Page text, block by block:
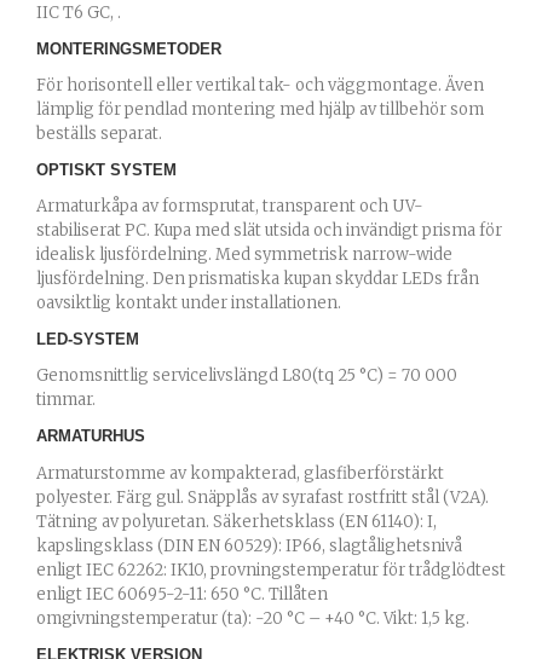
IIC T6 GC, .
MONTERINGSMETODER
För horisontell eller vertikal tak- och väggmontage. Även
lämplig för pendlad montering med hjälp av tillbehör som
beställs separat.
OPTISKT SYSTEM
Armaturkåpa av formsprutat, transparent och UV-
stabiliserat PC. Kupa med slät utsida och invändigt prisma för
idealisk ljusfördelning. Med symmetrisk narrow-wide
ljusfördelning. Den prismatiska kupan skyddar LEDs från
oavsiktlig kontakt under installationen.
LED-SYSTEM
Genomsnittlig servicelivslängd L80(tq 25 °C) = 70 000
timmar.
ARMATURHUS
Armaturstomme av kompakterad, glasfiberförstärkt
polyester. Färg gul. Snäpplås av syrafast rostfritt stål (V2A).
Tätning av polyuretan. Säkerhetsklass (EN 61140): I,
kapslingsklass (DIN EN 60529): IP66, slagtålighetsnivå
enligt IEC 62262: IK10, provningstemperatur för trådglödtest
enligt IEC 60695-2-11: 650 °C. Tillåten
omgivningstemperatur (ta): -20 °C – +40 °C. Vikt: 1,5 kg.
ELEKTRISK VERSION